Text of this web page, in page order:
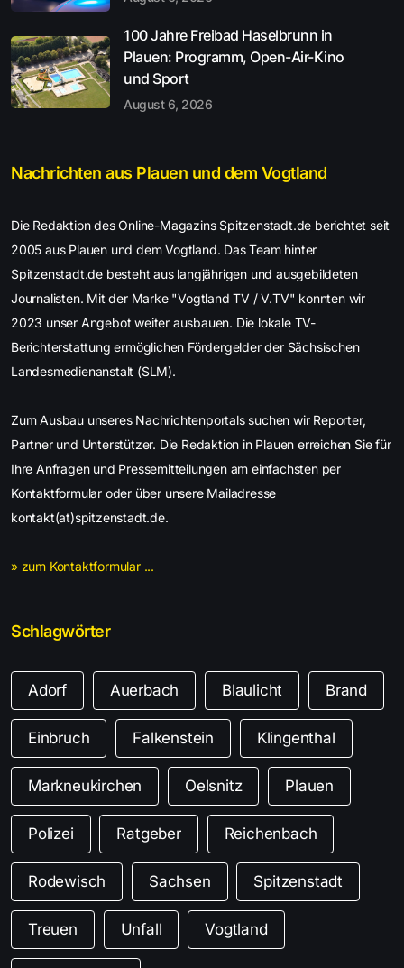
100 Jahre Freibad Haselbrunn in
Plauen: Programm, Open-Air-Kino
und Sport
August 6, 2026
Nachrichten aus Plauen und dem Vogtland
Die Redaktion des Online-Magazins Spitzenstadt.de berichtet seit
2005 aus Plauen und dem Vogtland. Das Team hinter
Spitzenstadt.de besteht aus langjährigen und ausgebildeten
Journalisten. Mit der Marke "Vogtland TV / V.TV" konnten wir
2023 unser Angebot weiter ausbauen. Die lokale TV-
Berichterstattung ermöglichen Fördergelder der Sächsischen
Landesmedienanstalt (SLM).
Zum Ausbau unseres Nachrichtenportals suchen wir Reporter,
Partner und Unterstützer. Die Redaktion in Plauen erreichen Sie für
Ihre Anfragen und Pressemitteilungen am einfachsten per
Kontaktformular oder über unsere Mailadresse
kontakt(at)spitzenstadt.de.
» zum Kontaktformular ...
Schlagwörter
Adorf Auerbach Blaulicht Brand
Einbruch Falkenstein Klingenthal
Markneukirchen Oelsnitz Plauen
Polizei Ratgeber Reichenbach
Rodewisch Sachsen Spitzenstadt
Treuen Unfall Vogtland